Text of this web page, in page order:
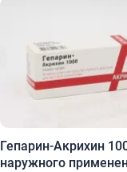
Гепарин-Акрихин
наружного